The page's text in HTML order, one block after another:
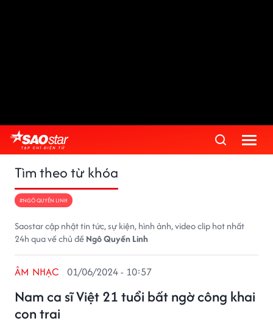
Tìm theo từ khóa
#NGÔ QUYỀN LINH
Saostar cập nhật tin tức, sự kiện, hình ảnh, video clip hot nhất
24h qua về chủ đềNgô Quyền Linh
Nam ca sĩ Việt 21 tuổi bất ngờ công khai
con trai
ÂM NHẠC 01/06/2024 - 10:57